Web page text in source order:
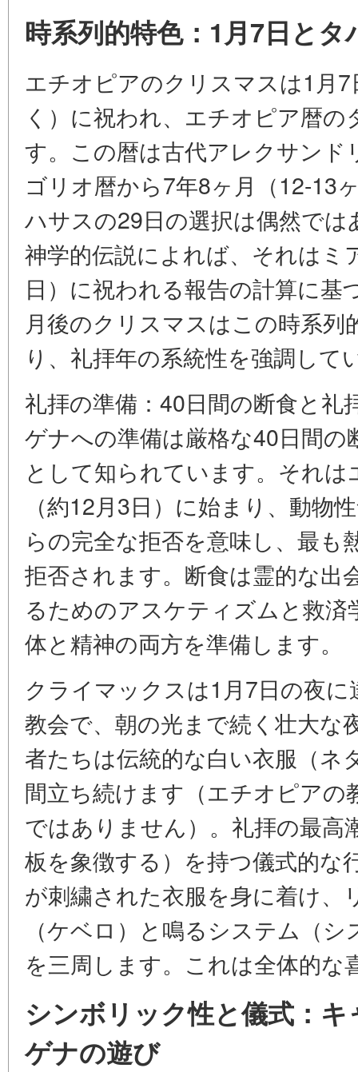
時系列的特色：1月7日とタ
エチオピアのクリスマスは1月
く）に祝われ、エチオピア暦
す。この暦は古代アレクサン
ゴリオ暦から7年8ヶ月（12-13
ハサスの29日の選択は偶然で
神学的伝説によれば、それはミ
日）に祝われる報告の計算に
月後のクリスマスはこの時系
り、礼拝年の系統性を強調して
礼拝の準備：40日間の断食と礼
ゲナへの準備は厳格な40日間
として知られています。それ
（約12月3日）に始まり、動物
らの完全な拒否を意味し、最も
拒否されます。断食は霊的な出
るためのアスケティズムと救
体と精神の両方を準備します。
クライマックスは1月7日の夜
教会で、朝の光まで続く壮大な
者たちは伝統的な白い衣服（ネ
間立ち続けます（エチオピアの
ではありません）。礼拝の最高
板を象徴する）を持つ儀式的な
が刺繍された衣服を身に着け
（ケベロ）と鳴るシステム（
を三周します。これは全体的な
シンボリック性と儀式：
ゲナの遊び